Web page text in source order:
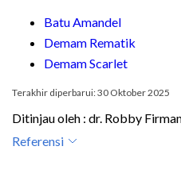
Batu Amandel
Demam Rematik
Demam Scarlet
Terakhir diperbarui: 30 Oktober 2025